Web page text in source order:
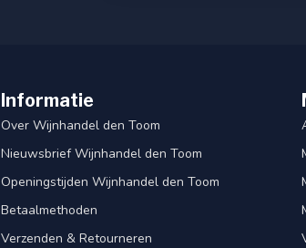
Informatie
Over Wijnhandel den Toom
Nieuwsbrief Wijnhandel den Toom
Openingstijden Wijnhandel den Toom
Betaalmethoden
Verzenden & Retourneren